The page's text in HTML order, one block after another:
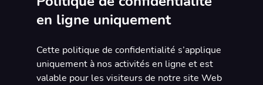
en ligne uniquement
Cette politique de confidentialité s’applique
uniquement à nos activités en ligne et est
valable pour les visiteurs de notre site Web